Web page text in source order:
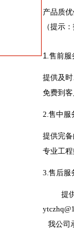
产品质
（提示
1.售前服
提供及
免费到
2.售中服
提供完
专业工
3.售后服
提
我公司